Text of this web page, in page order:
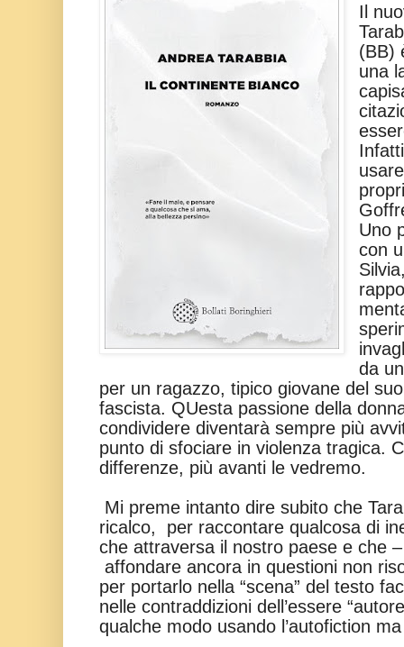
Il
(BB)
una
Uno
con
da
per un ragazzo, tipico giovane del
fascista. QUesta passione della
condividere diventarà sempre più
punto di sfociare in violenza tragica.
differenze, più avanti le vedremo.
Mi preme intanto dire subito che
ricalco, per raccontare qualcosa di
che attraversa il nostro paese e che
affondare ancora in questioni non
per portarlo nella “scena” del testo
nelle contraddizioni dell’essere
qualche modo usando l’autofiction